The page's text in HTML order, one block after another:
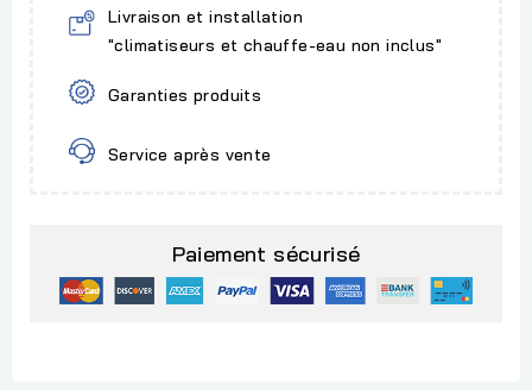
Livraison et installation
"climatiseurs et chauffe-eau non inclus"
Garanties produits
Service après vente
Paiement sécurisé